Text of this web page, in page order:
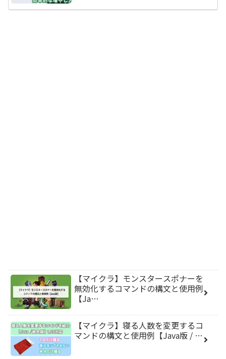
【マイクラ】モンスタースポナーを
無効化するコマンドの構文と使用例
【Ja…
【マイクラ】寝る人数を変更するコ
マンドの構文と使用例【Java版 / …